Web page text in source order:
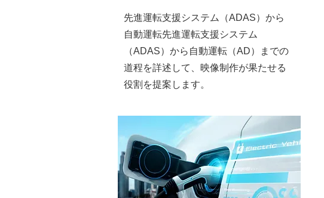
先進運転支援システム（ADAS）から
自動運転先進運転支援システム
（ADAS）から自動運転（AD）までの
道程を詳述して、映像制作が果たせる
役割を提案します。